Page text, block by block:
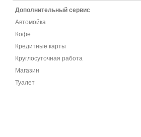
Дополнительный сервис
Автомойка
Кофе
Кредитные карты
Круглосуточная работа
Магазин
Туалет